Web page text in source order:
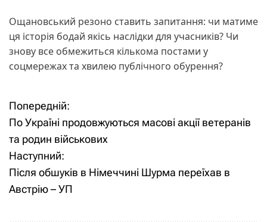
Ощановський резоно ставить запитання: чи матиме
ця історія бодай якісь наслідки для учасників? Чи
знову все обмежиться кількома постами у
соцмережах та хвилею публічного обурення?
Н
а
в
і
Попередній:
По Україні продовжуються масові акції ветеранів
та родин військових
Наступний:
Після обшуків в Німеччині Шурма переїхав в
Австрію – УП